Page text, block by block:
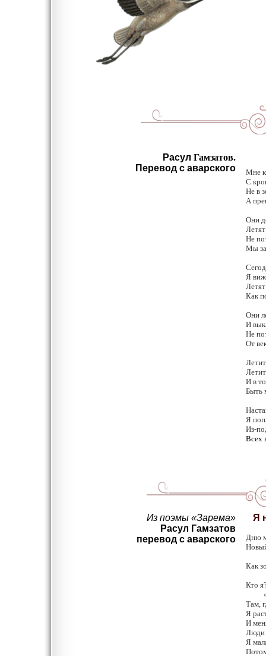
Расул Гамзатов.
Перевод с аварского
Мне
С
Не в
А
Они
Не
Мы
Я
Как
Они
И
Не
От
И в
Быть
Я
Из-
Всех
Из поэмы «Зарема»
Расул Гамзатов
перевод с аварского
Я
Дню
Как
Кто
Там,
Я
И
Люди
Я